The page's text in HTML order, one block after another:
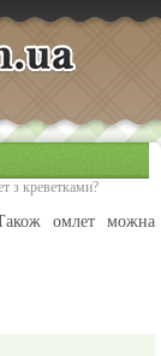
з креветками?
омлет можна